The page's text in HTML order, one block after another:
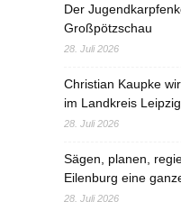
Der
Großpötzschau
28. Juli 2026
Christian Kaupke
im Landkreis Leipzig
28. Juli 2026
Sägen, planen,
Eilenburg eine
28. Juli 2026